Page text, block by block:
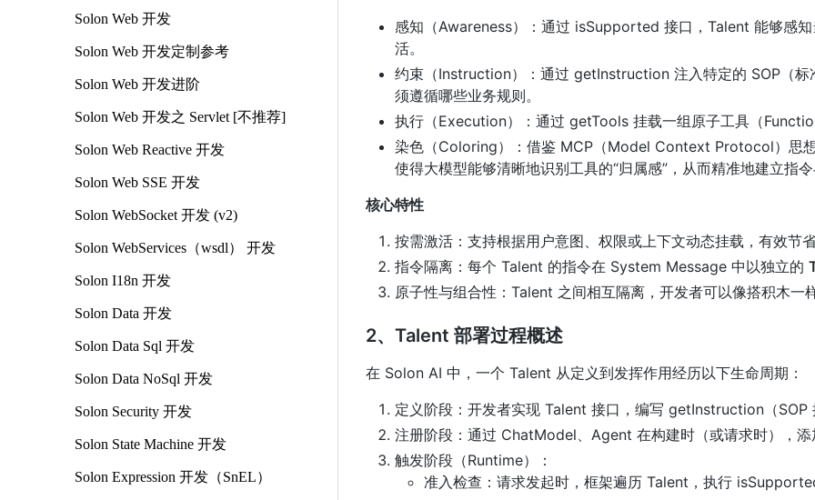
Solon Web 开发
Solon Web 开发定制参考
Solon Web 开发进阶
Solon Web 开发之 Servlet [不推荐]
Solon Web Reactive 开发
Solon Web SSE 开发
Solon WebSocket 开发 (v2)
Solon WebServices（wsdl） 开发
Solon I18n 开发
Solon Data 开发
Solon Data Sql 开发
Solon Data NoSql 开发
Solon Security 开发
Solon State Machine 开发
Solon Expression 开发（SnEL）
感知（Awareness）：通过 isSupported 接口，Talent 能够感
活。
约束（Instruction）：通过 getInstruction 注入特定的 SOP（标
须遵循哪些业务规则。
执行（Execution）：通过 getTools 挂载一组原子工具（
染色（Coloring）：借鉴 MCP（Model Context Protocol）思
使得大模型能够清晰地识别工具的“归属感”，从而精准地建立指
核心特性
按需激活：支持根据用户意图、权限或上下文动态挂载，有效节
指令隔离：每个 Talent 的指令在 System Message 中以独立的
原子性与组合性：Talent 之间相互隔离，开发者可以像搭积木
2、Talent 部署过程概述
在 Solon AI 中，一个 Talent 从定义到发挥作用经历以下生命周期：
定义阶段：开发者实现 Talent 接口，编写 getInstruction（
注册阶段：通过 ChatModel、Agent 在构建时（或请求时），
触发阶段（Runtime）：
准入检查：请求发起时，框架遍历 Talent，执行